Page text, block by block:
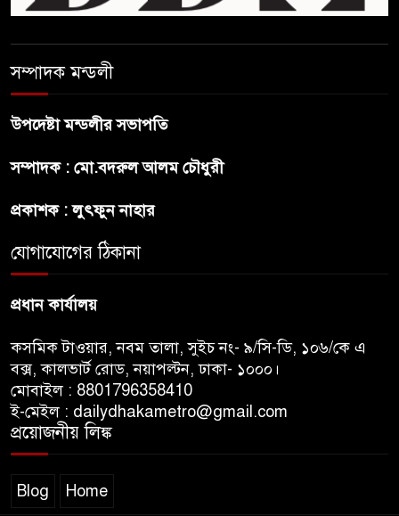
ছেলেকে নিয়ে রোনালদোর যে বড়
ট্রাম্পের ৪০ কোটি ডলারের ‘বলরুম
সম্পাদক মন্ডলী
উপদেষ্টা মন্ডলীর সভাপতি
সম্পাদক : মো.বদরুল আলম চৌধুরী
প্রকাশক : লুৎফুন নাহার
যোগাযোগের ঠিকানা
প্রধান কার্যালয়
কসমিক টাওয়ার, নবম তালা, সুইচ নং- ৯/সি-ডি, ১০৬/কে এ
বক্স, কালভার্ট রোড, নয়াপল্টন, ঢাকা- ১০০০।
মোবাইল : 8801796358410
ই-মেইল : dailydhakametro@gmail.com
প্রয়োজনীয় লিঙ্ক
Blog Home